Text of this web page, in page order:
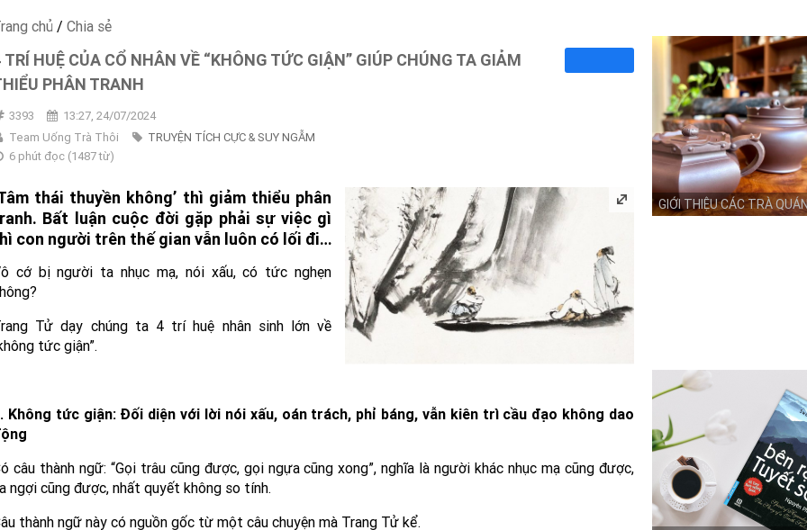
chủ / Chia sẻ
TRÍ HUỆ CỦA CỔ NHÂN VỀ “KHÔNG TỨC GIẬN” GIÚP CHÚNG TA GIẢM
PHÂN TRANH
3393
13:27, 24/07/2024
Team Uống Trà Thôi
TRUYỆN TÍCH CỰC & SUY NGẪM
6 phút đọc(1487từ)
thái thuyền không’ thì giảm thiểu phân
Bất luận cuộc đời gặp phải sự việc gì
con người trên thế gian vẫn luôn có lối đi…
cớ bị người ta nhục mạ, nói xấu, có tức nghẹn
Tử dạy chúng ta 4 trí huệ nhân sinh lớn về
tức giận”.
Không tức giận: Đối diện với lời nói xấu, oán trách, phỉ báng, vẫn kiên trì cầu đạo không dao
câu thành ngữ: “Gọi trâu cũng được, gọi ngựa cũng xong”, nghĩa là người khác nhục mạ cũng được,
ngợi cũng được, nhất quyết không so tính.
thành ngữ này có nguồn gốc từ một câu chuyện mà Trang Tử kể.
GIỚI THIỆU CÁC TRÀ